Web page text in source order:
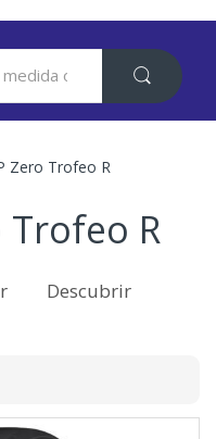
Zero Trofeo R
Trofeo R
Descubrir